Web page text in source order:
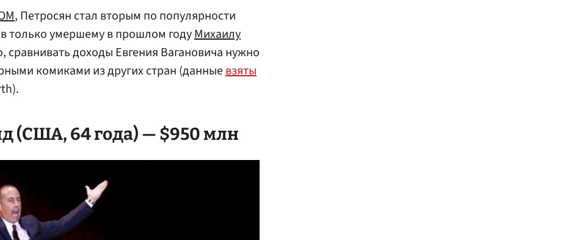
, Петросян стал вторым по популярности
только умершему в прошлом годуМихаилу
сравнивать доходы Евгения Вагановича нужно
комиками из других стран (данныевзяты
(США, 64 года) — $950 млн